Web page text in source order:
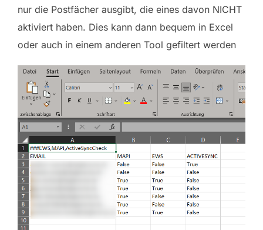
nur die Postfächer ausgibt, die eines davon NICHT
aktiviert haben. Dies kann dann bequem in Excel
oder auch in einem anderen Tool gefiltert werden